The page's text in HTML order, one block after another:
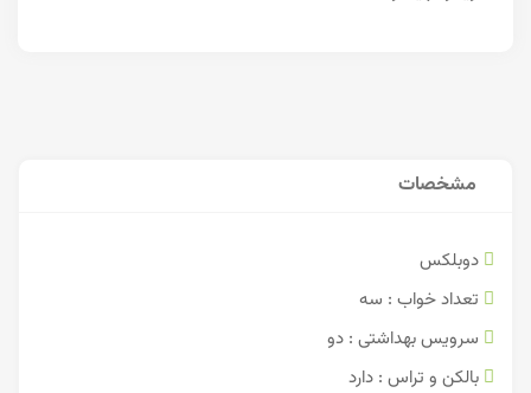
مشخصات
دوبلکس
تعداد خواب : سه
سرویس بهداشتی : دو
بالکن و تراس : دارد